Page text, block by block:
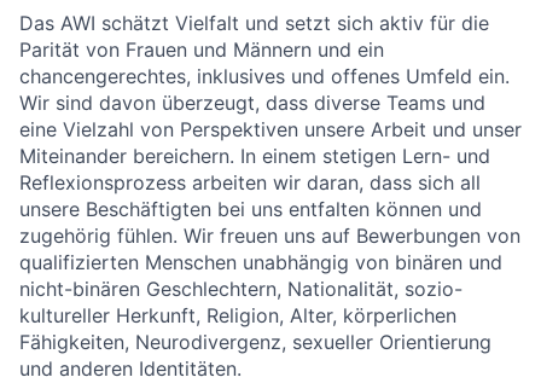
Das AWI schätzt Vielfalt und setzt sich aktiv für die
Parität von Frauen und Männern und ein
chancengerechtes, inklusives und offenes Umfeld ein.
Wir sind davon überzeugt, dass diverse Teams und
eine Vielzahl von Perspektiven unsere Arbeit und unser
Miteinander bereichern. In einem stetigen Lern- und
Reflexionsprozess arbeiten wir daran, dass sich all
unsere Beschäftigten bei uns entfalten können und
zugehörig fühlen. Wir freuen uns auf Bewerbungen von
qualifizierten Menschen unabhängig von binären und
nicht-binären Geschlechtern, Nationalität, sozio-
kultureller Herkunft, Religion, Alter, körperlichen
Fähigkeiten, Neurodivergenz, sexueller Orientierung
und anderen Identitäten.